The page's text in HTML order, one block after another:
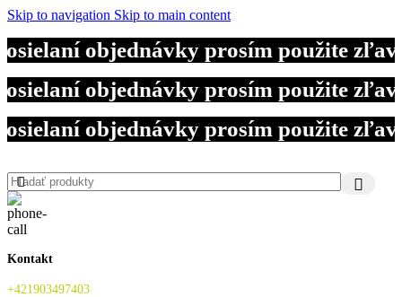
Skip to navigation Skip to main content
objednávky prosím použite
objednávky prosím použite
objednávky prosím použite
Kontakt
+421903497403